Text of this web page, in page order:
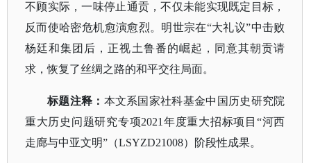
不顾实际，一味停止通贡，不仅未能实现既定目标，
反而使哈密危机愈演愈烈。明世宗在“大礼议”中击败
杨廷和集团后，正视土鲁番的崛起，同意其朝贡请
求，恢复了丝绸之路的和平交往局面。
标题注释： 本文系国家社科基金中国历史研究院
重大历史问题研究专项2021年度重大招标项目“河西
走廊与中亚文明”（LSYZD21008）阶段性成果。